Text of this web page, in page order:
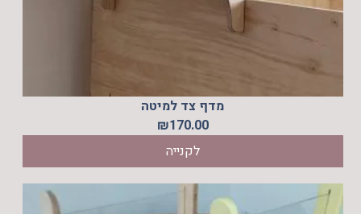
מדף צד למיטה
₪170.00
לקנייה